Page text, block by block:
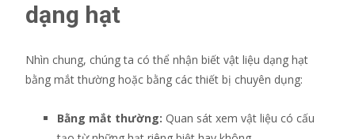
dạng hạt
Nhìn chung, chúng ta có thể nhận biết vật liệu dạng hạt
bằng mắt thường hoặc bằng các thiết bị chuyên dụng:
Bằng mắt thường: Quan sát xem vật liệu có cấu